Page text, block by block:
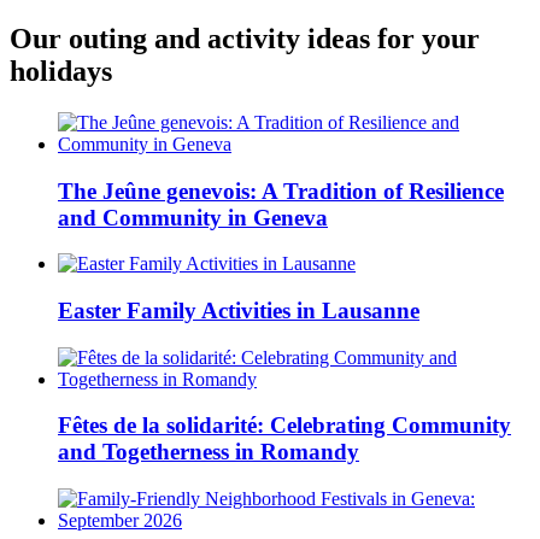
Our outing and activity ideas for your
holidays
The Jeûne genevois: A Tradition of Resilience
and Community in Geneva
Easter Family Activities in Lausanne
Fêtes de la solidarité: Celebrating Community
and Togetherness in Romandy